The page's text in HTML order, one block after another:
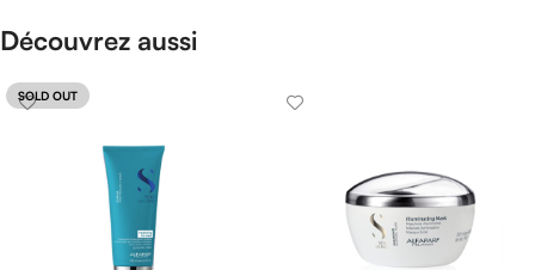
Découvrez aussi
SOLD OUT